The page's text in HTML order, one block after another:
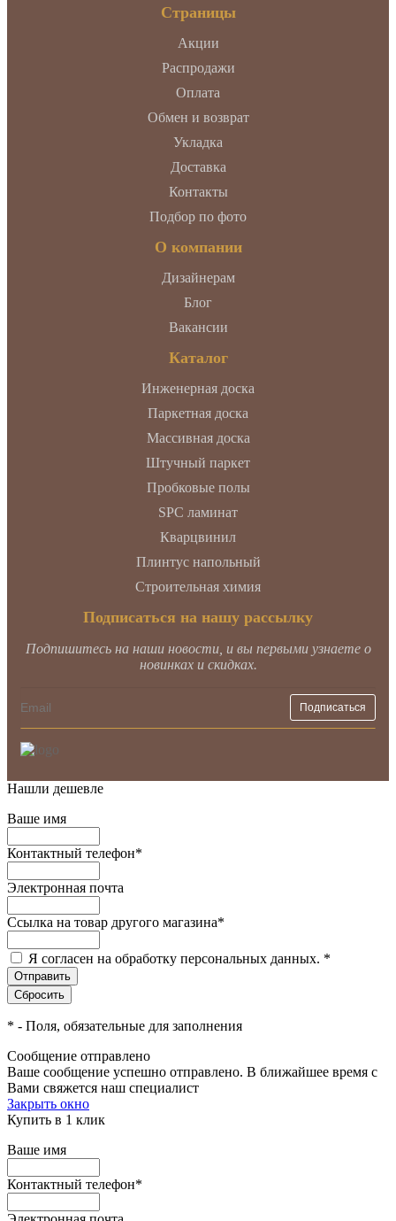
Страницы
Акции
Распродажи
Оплата
Обмен и возврат
Укладка
Доставка
Контакты
Подбор по фото
О компании
Дизайнерам
Блог
Вакансии
Каталог
Инженерная доска
Паркетная доска
Массивная доска
Штучный паркет
Пробковые полы
SPC ламинат
Кварцвинил
Плинтус напольный
Строительная химия
Подписаться на нашу рассылку
Подпишитесь на наши новости, и вы первыми узнаете о
новинках и скидках.
Нашли дешевле
Ваше имя
Контактный телефон*
Электронная почта
Ссылка на товар другого магазина*
Я согласен на обработку персональных данных. *
* - Поля, обязательные для заполнения
Сообщение отправлено
Ваше сообщение успешно отправлено. В ближайшее время с
Вами свяжется наш специалист
Закрыть окно
Купить в 1 клик
Ваше имя
Контактный телефон*